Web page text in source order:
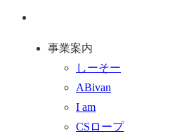
事業案内
しーそー
ABivan
I am
CSロープ